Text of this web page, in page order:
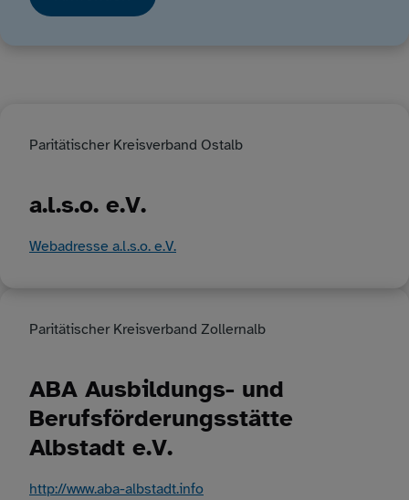
Paritätischer Kreisverband Ostalb
a.l.s.o. e.V.
Webadresse a.l.s.o. e.V.
Paritätischer Kreisverband Zollernalb
ABA Ausbildungs- und
Berufsförderungsstätte
Albstadt e.V.
http://www.aba-albstadt.info